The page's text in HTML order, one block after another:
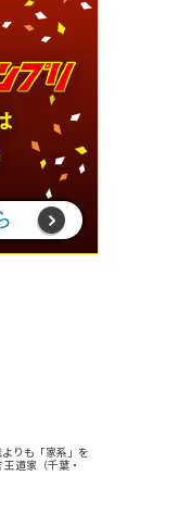
りも「家系」を
道家（千葉・